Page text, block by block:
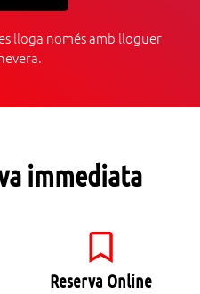
lloga només amb lloguer
immediata
Reserva Online